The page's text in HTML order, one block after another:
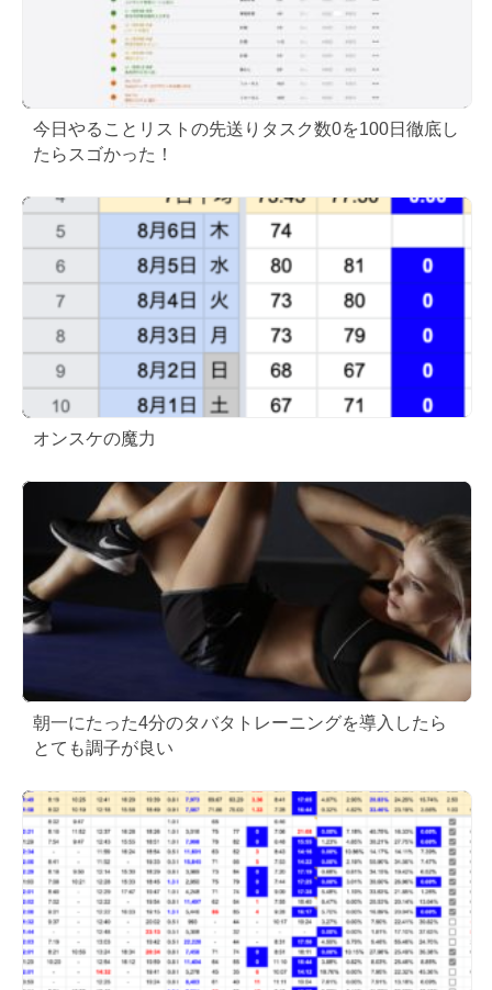
今日やることリストの先送りタスク数0を100日徹底し
たらスゴかった！
オンスケの魔力
朝一にたった4分のタバタトレーニングを導入したら
とても調子が良い